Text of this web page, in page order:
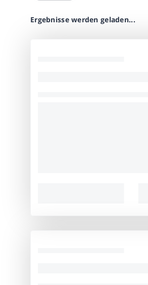
Ergebnisse werden geladen...